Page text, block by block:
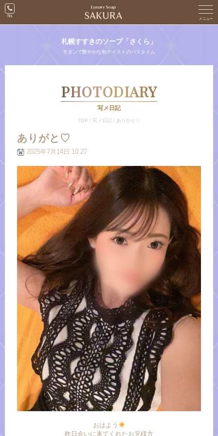
札幌すすきのソープ「さくら」
モダンで艶やかな和テイストのバスタイム
PHOTODIARY
写メ日記
TOP / 写メ日記 / ありがと♡
ありがと♡
2025年7月14日 10:27
おはよう
昨日会いに来てくれたお兄様方